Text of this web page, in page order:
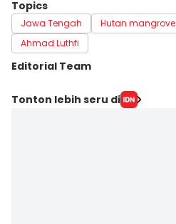
Topics
Jawa Tengah Hutan mangrove
Ahmad Luthfi
Editorial Team
Editor
Tonton lebih seru di